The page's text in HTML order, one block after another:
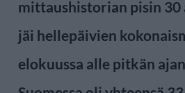
mittaushistorian pisin 30
jäi hellepäivien
elokuussa alle pitkän